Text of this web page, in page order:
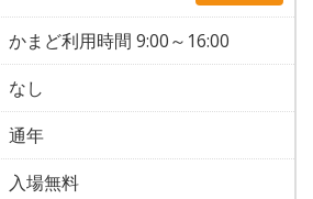
かまど利用時間 9:00～16:00
なし
通年
入場無料